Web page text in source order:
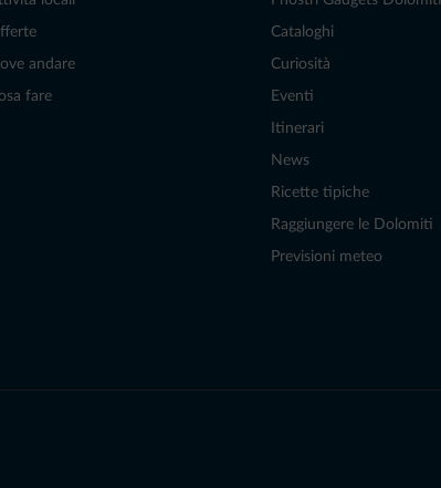
andare
fare
Cataloghi
Curiosità
Eventi
Itinerari
News
Ricette tipiche
Raggiungere le Dolomiti
Previsioni meteo